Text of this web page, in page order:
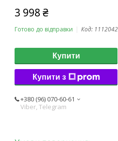
3 998 ₴
Готово до відправки Код:
Купити
Купити з
+380 (96) 070-60-61
Viber, Telegram